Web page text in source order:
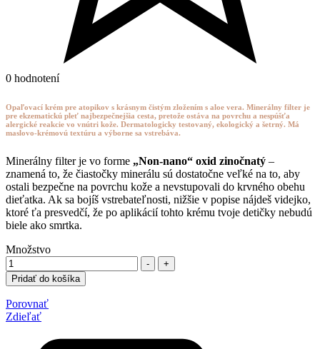
0 hodnotení
Opaľovací krém pre atopikov s krásnym čistým zložením s aloe vera. Minerálny filter je
pre ekzematickú pleť najbezpečnejšia cesta, pretože ostáva na povrchu a nespúšťa
alergické reakcie vo vnútri kože. Dermatologicky testovaný, ekologický a šetrný. Má
maslovo-krémovú textúru a výborne sa vstrebáva.
Minerálny filter je vo forme „Non-nano“ oxid zinočnatý –
znamená to, že čiastočky minerálu sú dostatočne veľké na to, aby
ostali bezpečne na povrchu kože a nevstupovali do krvného obehu
dieťatka. Ak sa bojíš vstrebateľnosti, nižšie v popise nájdeš videjko,
ktoré ťa presvedčí, že po aplikácií tohto krému tvoje detičky nebudú
biele ako smrtka.
Množstvo
-
+
Pridať do košíka
Porovnať
Zdieľať